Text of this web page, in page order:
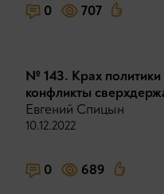
0 707
№ 143. Крах
конфликты
Евгений Спицын
10.12.2022
0 689